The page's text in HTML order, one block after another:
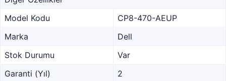
Model Kodu
CP8-470-AEUP
Marka
Dell
Stok Durumu
Var
Garanti (Yıl)
2